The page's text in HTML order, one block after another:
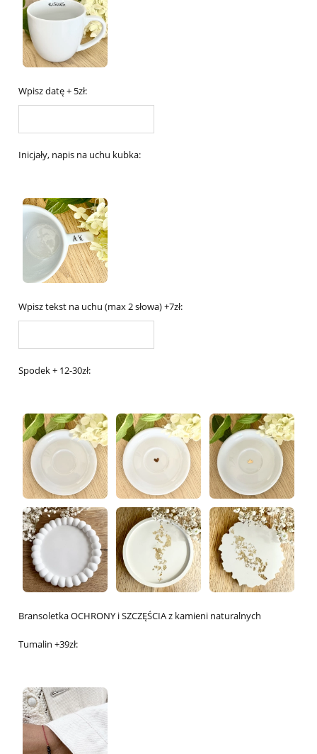
Wpisz datę + 5zł:
Inicjały, napis na uchu kubka:
Wpisz tekst na uchu (max 2 słowa) +7zł:
Spodek + 12-30zł:
Bransoletka OCHRONY i SZCZĘŚCIA z kamieni naturalnych
Tumalin +39zł: